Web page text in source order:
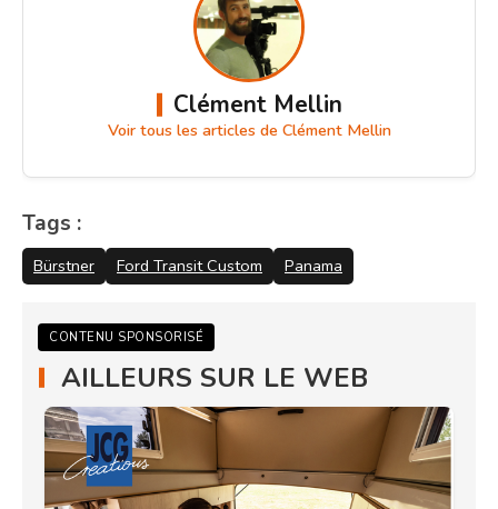
Clément Mellin
Voir tous les articles de Clément Mellin
Tags :
Bürstner Ford Transit Custom Panama
CONTENU SPONSORISÉ
AILLEURS SUR LE WEB